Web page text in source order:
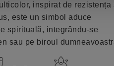
inspirat de rezistența
este un simbol aduce
spirituală, integrându-se
sau pe biroul